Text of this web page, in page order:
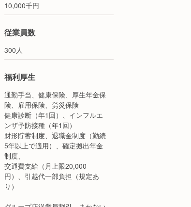
10,000千円
従業員数
300人
福利厚生
通勤手当、健康保険、厚生年金保
険、雇用保険、労災保険
健康診断（年1回）、インフルエ
ンザ予防接種（年1回）
財形貯蓄制度、退職金制度（勤続
5年以上で適用）、確定拠出年金
制度、
交通費支給（月上限20,000
円）、引越代一部負担（規定あ
り）